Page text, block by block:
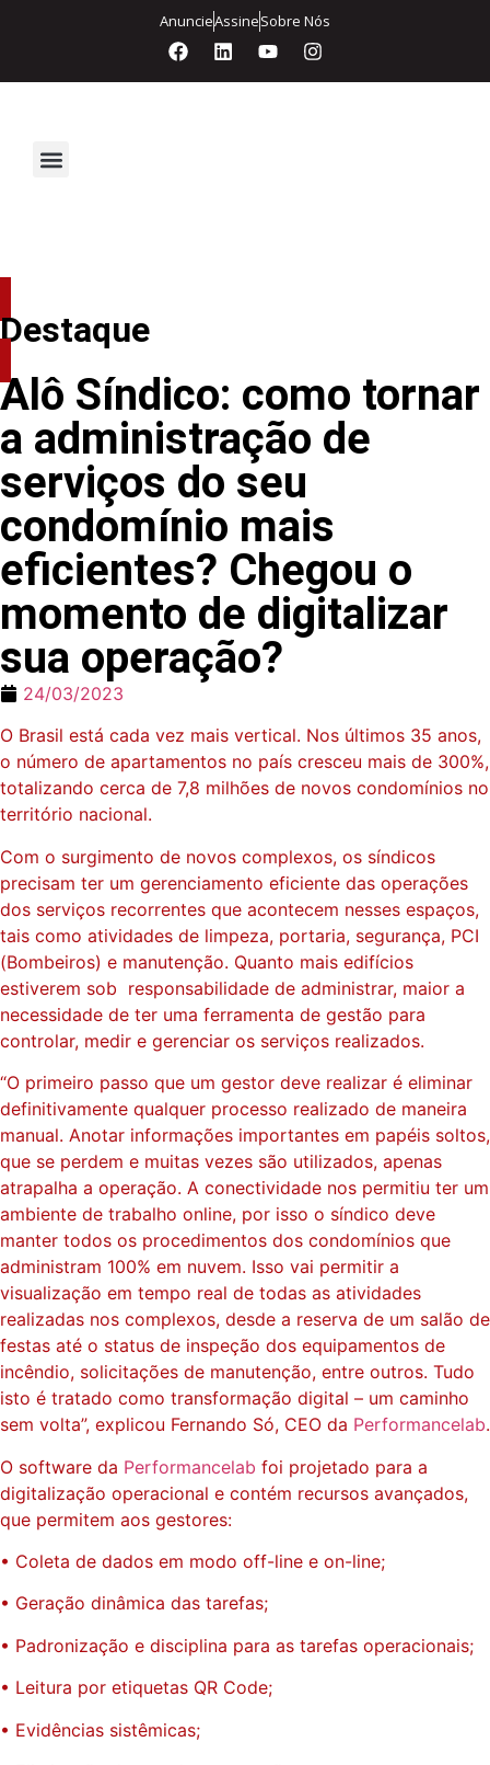
AnuncieAssineSobre Nós
Destaque
Alô Síndico: como tornar
a administração de
serviços do seu
condomínio mais
eficientes? Chegou o
momento de digitalizar
sua operação?
24/03/2023
O Brasil está cada vez mais vertical. Nos últimos 35 anos,
o número de apartamentos no país cresceu mais de 300%,
totalizando cerca de 7,8 milhões de novos condomínios no
território nacional.
Com o surgimento de novos complexos, os síndicos
precisam ter um gerenciamento eficiente das operações
dos serviços recorrentes que acontecem nesses espaços,
tais como atividades de limpeza, portaria, segurança, PCI
(Bombeiros) e manutenção. Quanto mais edifícios
estiverem sob responsabilidade de administrar, maior a
necessidade de ter uma ferramenta de gestão para
controlar, medir e gerenciar os serviços realizados.
“O primeiro passo que um gestor deve realizar é eliminar
definitivamente qualquer processo realizado de maneira
manual. Anotar informações importantes em papéis soltos,
que se perdem e muitas vezes são utilizados, apenas
atrapalha a operação. A conectividade nos permitiu ter um
ambiente de trabalho online, por isso o síndico deve
manter todos os procedimentos dos condomínios que
administram 100% em nuvem. Isso vai permitir a
visualização em tempo real de todas as atividades
realizadas nos complexos, desde a reserva de um salão de
festas até o status de inspeção dos equipamentos de
incêndio, solicitações de manutenção, entre outros. Tudo
isto é tratado como transformação digital – um caminho
sem volta”, explicou Fernando Só, CEO da Performancelab.
O software da Performancelab foi projetado para a
digitalização operacional e contém recursos avançados,
que permitem aos gestores:
• Coleta de dados em modo off-line e on-line;
• Geração dinâmica das tarefas;
• Padronização e disciplina para as tarefas operacionais;
• Leitura por etiquetas QR Code;
• Evidências sistêmicas;